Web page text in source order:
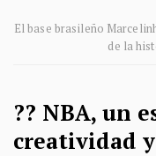
El base brasileño
de la
??​ NBA, un
creatividad